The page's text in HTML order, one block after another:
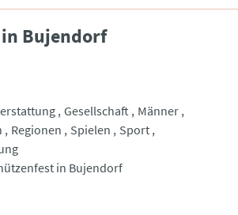
Bujendorf
Gesellschaft
Männer
Regionen Spielen
Sport
in Bujendorf